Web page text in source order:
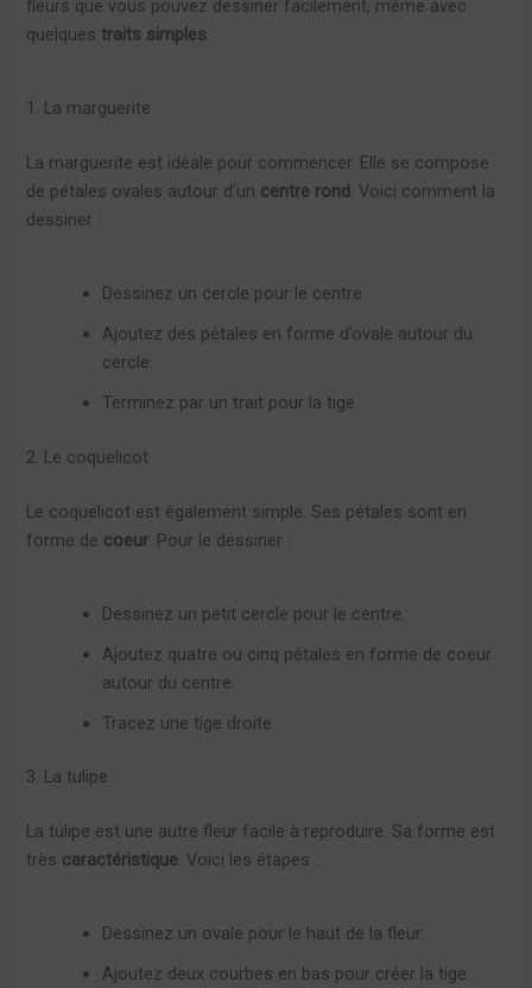
fleurs que vous pouvez dessiner facilement, même avec
quelquestraits simples.
1. La marguerite
La marguerite est idéale pour commencer. Elle se compose
de pétales ovales autour d’un centre rond. Voici comment la
dessiner :
Dessinez un cercle pour le centre.
Ajoutez des pétales en forme d’ovale autour du
cercle.
Terminez par un trait pour la tige.
2. Le coquelicot
Le coquelicot est également simple. Ses pétales sont en
forme de coeur. Pour le dessiner :
Dessinez un petit cercle pour le centre.
Ajoutez quatre ou cinq pétales en forme de coeur
autour du centre.
Tracez une tige droite.
3. La tulipe
La tulipe est une autre fleur facile à reproduire. Sa forme est
très caractéristique. Voici les étapes :
Dessinez un ovale pour le haut de la fleur.
Ajoutez deux courbes en bas pour créer la tige.